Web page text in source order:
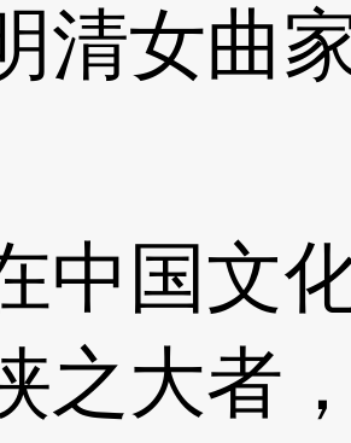
女曲家
国文化
之大者